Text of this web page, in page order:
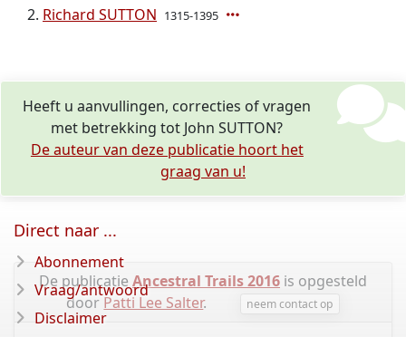
Richard SUTTON 1315-1395
Heeft u aanvullingen, correcties of vragen
met betrekking tot John SUTTON?
De auteur van deze publicatie hoort het
graag van u!
De publicatie Ancestral Trails 2016 is opgesteld
door Patti Lee Salter. neem contact op
Direct naar ...
Abonnement
Vraag/antwoord
Disclaimer